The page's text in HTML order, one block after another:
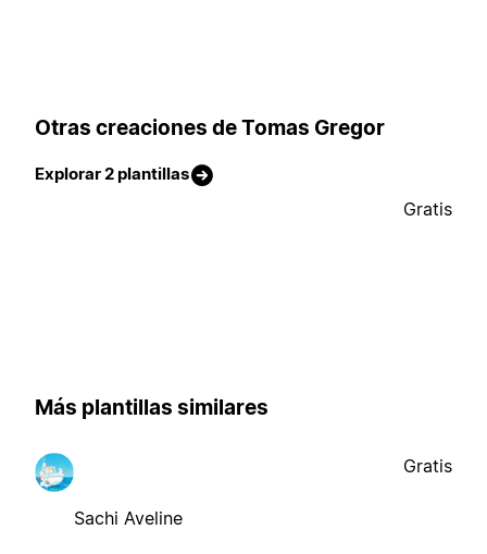
Otras creaciones de Tomas Gregor
Explorar 2 plantillas
Gratis
Más plantillas similares
Sachi Aveline
Gratis